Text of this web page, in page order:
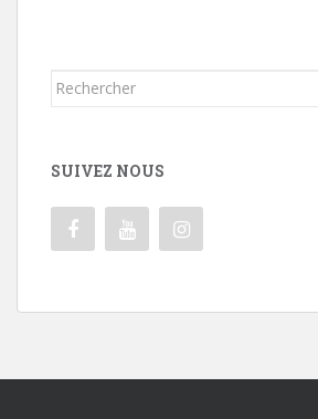
Rechercher...
SUIVEZ NOUS